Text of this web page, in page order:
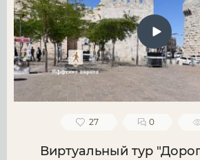
27 0
Виртуальный тур